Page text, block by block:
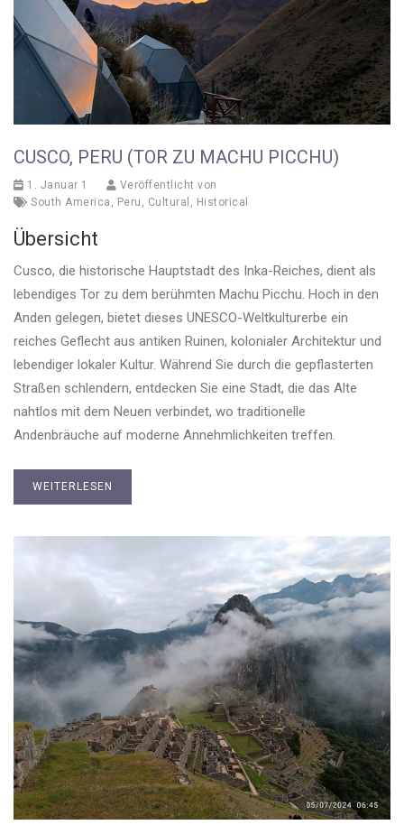
CUSCO, PERU (TOR ZU MACHU PICCHU)
1. Januar 1
Veröffentlicht von
South America , Peru , Cultural , Historical
Übersicht
Cusco, die historische Hauptstadt des Inka-Reiches, dient als
lebendiges Tor zu dem berühmten Machu Picchu. Hoch in den
Anden gelegen, bietet dieses UNESCO-Weltkulturerbe ein
reiches Geflecht aus antiken Ruinen, kolonialer Architektur und
lebendiger lokaler Kultur. Während Sie durch die gepflasterten
Straßen schlendern, entdecken Sie eine Stadt, die das Alte
nahtlos mit dem Neuen verbindet, wo traditionelle
Andenbräuche auf moderne Annehmlichkeiten treffen.
WEITERLESEN